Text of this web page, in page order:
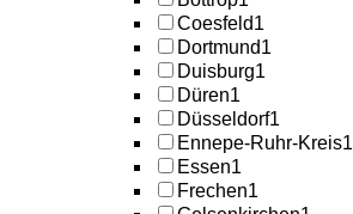
Coesfeld1
Dortmund1
Duisburg1
Düren1
Düsseldorf1
Ennepe-Ruhr-Kreis1
Essen1
Frechen1